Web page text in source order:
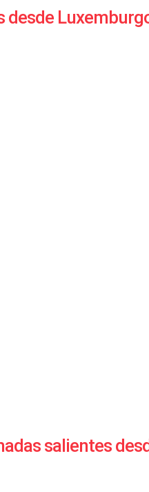
desde
salientes